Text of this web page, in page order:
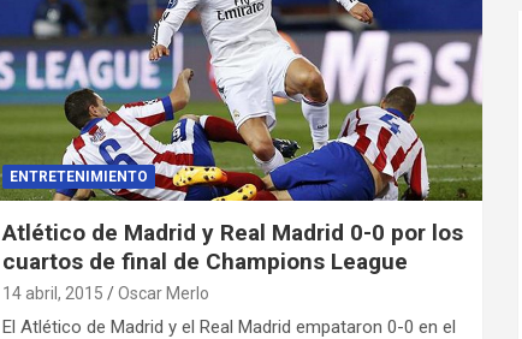
ENTRETENIMIENTO
Atlético de Madrid y Real Madrid 0-0 por los
cuartos de final de Champions League
14 abril, 2015 Oscar Merlo
El Atlético de Madrid y el Real Madrid empataron 0-0 en el